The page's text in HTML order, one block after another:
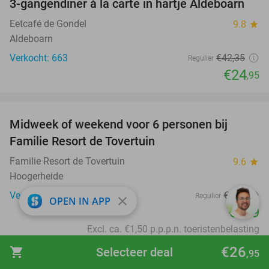
shopping_cart €26,95
Selecteer deal
41%
3-gangendiner à la carte in hartje Aldeboarn
Eetcafé de Gondel 9.8 star
Aldeboarn
Verkocht: 663
Regulier €42,35
€24,95
Midweek of weekend voor 6 personen bij
Familie Resort de Tovertuin
Familie Resort de Tovertuin 9.6 star
Hoogerheide
Verkocht: 406
Regulier €877
€399
Excl. ca. €1,50 p.p.p.n. toeristenbelasting
favorite_border
OPEN IN APP close